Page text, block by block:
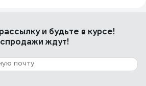
и будьте в курсе!
ждут!